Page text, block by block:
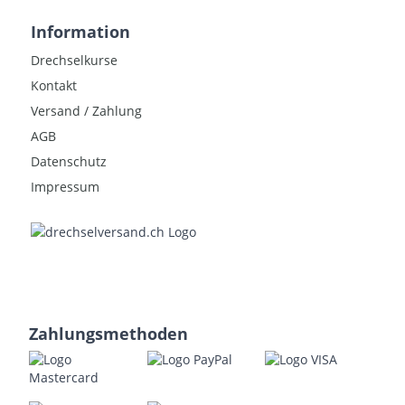
Information
Drechselkurse
Kontakt
Versand / Zahlung
AGB
Datenschutz
Impressum
Zahlungsmethoden